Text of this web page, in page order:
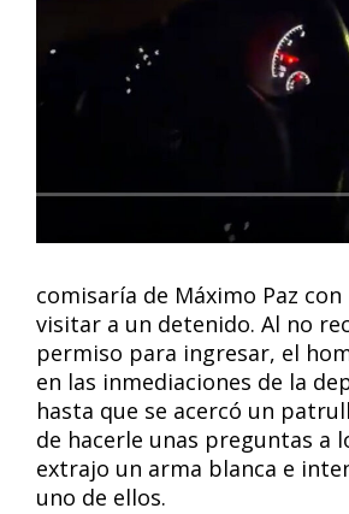
comisaría de Máximo Paz
visitar a un detenido. Al no
permiso para ingresar, el
en las inmediaciones de la
hasta que se acercó un
de hacerle unas preguntas a
extrajo un arma blanca e
uno de ellos.